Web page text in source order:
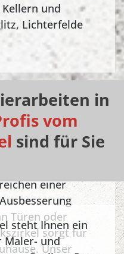
und
Lichterfelde
für kleine
setzen wir
einer
Türen oder
sorgt für
Unser
in
vom
sind für Sie
steht Ihnen ein
Maler- und